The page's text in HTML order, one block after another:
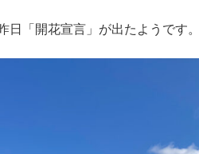
日「開花宣言」が出たようです。